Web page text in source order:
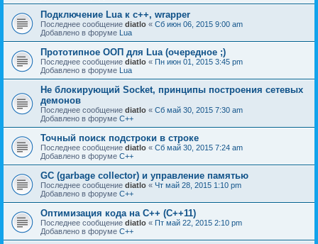
Подключение Lua к c++, wrapper
Последнее сообщение diatlo « Сб июн 06, 2015 9:00 am
Добавлено в форуме Lua
Прототипное ООП для Lua (очередное ;)
Последнее сообщение diatlo « Пн июн 01, 2015 3:45 pm
Добавлено в форуме Lua
Не блокирующий Socket, принципы построения сетевых
демонов
Последнее сообщение diatlo « Сб май 30, 2015 7:30 am
Добавлено в форуме C++
Точный поиск подстроки в строке
Последнее сообщение diatlo « Сб май 30, 2015 7:24 am
Добавлено в форуме C++
GC (garbage collector) и управление памятью
Последнее сообщение diatlo « Чт май 28, 2015 1:10 pm
Добавлено в форуме C++
Оптимизация кода на C++ (C++11)
Последнее сообщение diatlo « Пт май 22, 2015 2:10 pm
Добавлено в форуме C++